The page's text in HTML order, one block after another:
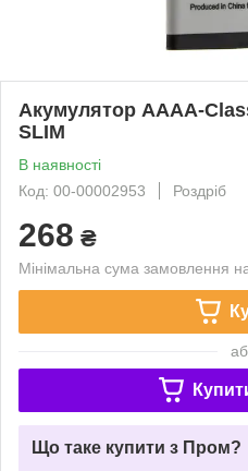
Акумулятор AAAA-
SLIM
В наявності
Код: 00-00002953
Роздріб
268 ₴
Мінімальна сума замовлення
Що таке купити з Пром?